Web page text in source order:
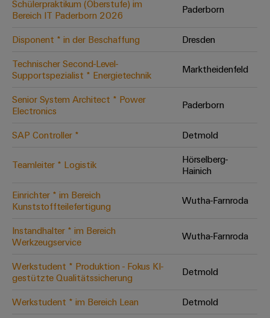
Kabelkonfektionierung
Produktinnovationen
Ihre Industrie.
Connectivity.
Schülerpraktikum (Oberstufe) im
Bereich IT Paderborn 2026
Paderborn
Disponent * in der Beschaffung
Dresden
Technischer Second-Level-
Supportspezialist * Energietechnik
Marktheidenfeld
Senior System Architect * Power
Electronics
Paderborn
SAP Controller * Detmold
Teamleiter * Logistik
Hörselberg-
Hainich
Einrichter * im Bereich
Kunststoffteilefertigung
Wutha-Farnroda
Instandhalter * im Bereich
Werkzeugservice
Wutha-Farnroda
Werkstudent * Produktion - Fokus KI-
gestützte Qualitätssicherung
Detmold
Werkstudent * im Bereich Lean
Detmold